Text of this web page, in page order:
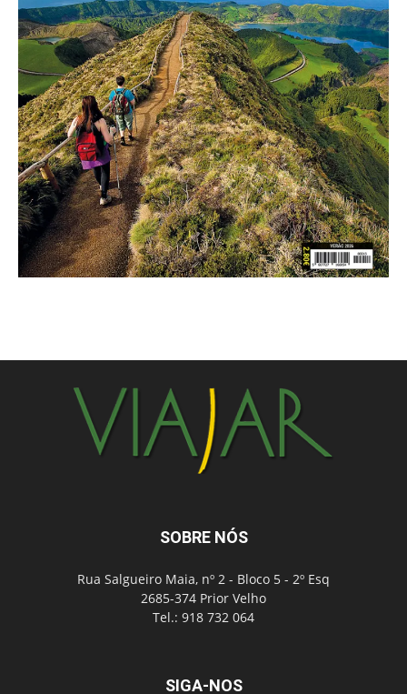
SOBRE NÓS
Rua Salgueiro Maia, nº 2 - Bloco 5 - 2º Esq
2685-374 Prior Velho
Tel.: 918 732 064
SIGA-NOS